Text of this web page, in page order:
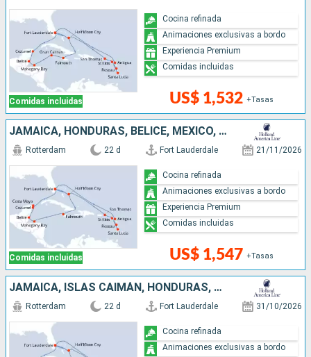
Comidas incluidas US$ 1,532 +Tasas
Cocina refinada
Animaciones exclusivas a bordo
Experiencia Premium
Comidas incluidas
JAMAICA, HONDURAS, BELICE, MÉXICO, ESTADOS UNIDOS, SAN MARTÍN, DOMINICA, SANTA LUCIA, ANTIGUA Y BARBUDA, BAHAMAS
Comidas incluidas
Rotterdam 22 d Fort Lauderdale 21/11/2026
US$ 1,547 +Tasas
Cocina refinada
Animaciones exclusivas a bordo
Experiencia Premium
Comidas incluidas
JAMAICA, ISLAS CAIMÁN, HONDURAS, BELICE, MÉXICO, SAN MARTÍN, ANTIGUA Y BARBUDA, DOMINICA, SANTA LUCIA, BAHAMAS, ESTADOS UNIDOS
Rotterdam 22 d Fort Lauderdale 31/10/2026
Cocina refinada
Animaciones exclusivas a bordo